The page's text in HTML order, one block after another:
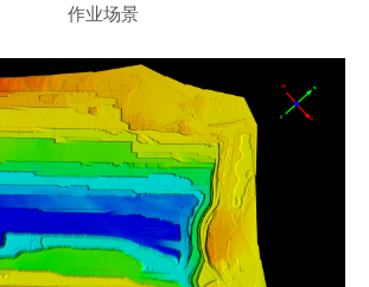
作业场景